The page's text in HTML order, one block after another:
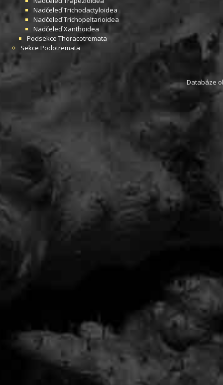
NadčeleďTrichodactyloidea
NadčeleďTrichopeltarioidea
NadčeleďXanthoidea
Podsekce Thoracotremata
Sekce Podotremata
Databáze